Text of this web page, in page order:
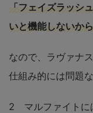
「フェイズラッシ
いと機能しないか
なので、ラヴァナ
仕組み的には問題な
2 マルファイトに